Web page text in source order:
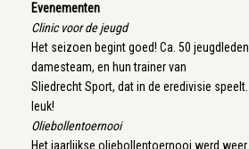
Evenementen
Clinic voor de jeugd
Het seizoen begint goed! Ca. 50
damesteam, en hun trainer van
Sliedrecht Sport, dat in de eredivisie
leuk!
Oliebollentoernooi
Het jaarlijkse oliebollentoernooi werd weer